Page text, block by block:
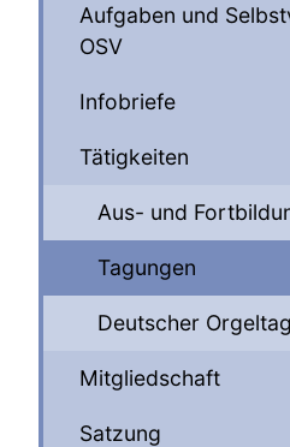
Aufgaben und
OSV
Infobriefe
Tätigkeiten
Aus- und
Tagungen
Deutscher Orgeltag
Mitgliedschaft
Satzung